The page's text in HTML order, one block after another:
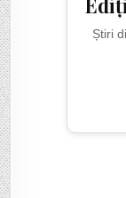
Știri